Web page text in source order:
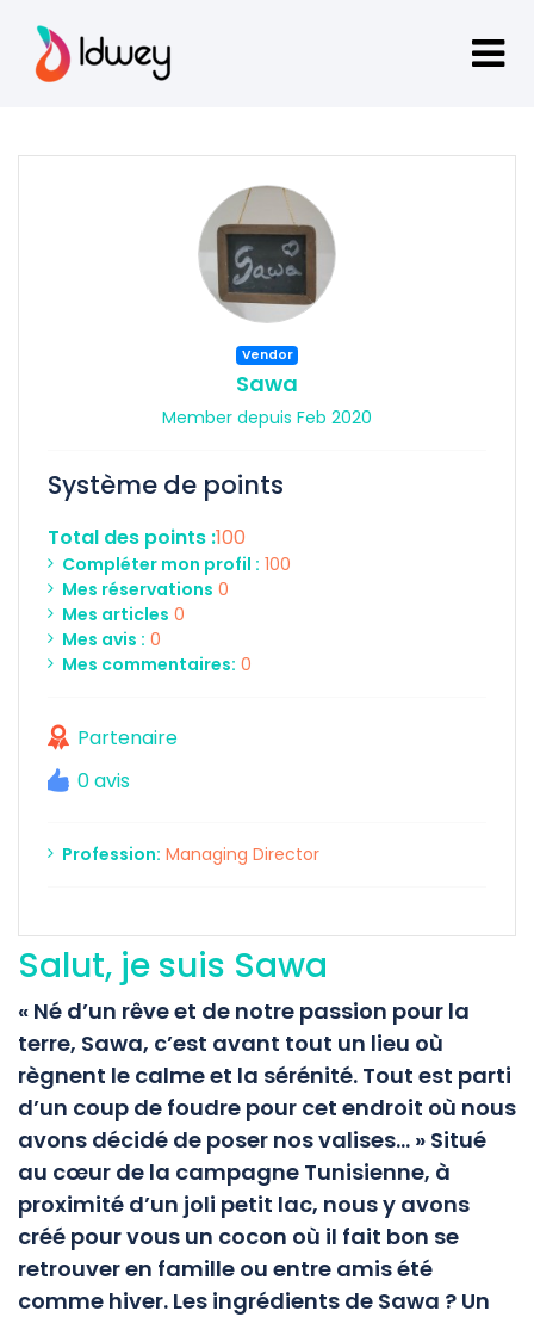
Vendor
Sawa
Member depuis Feb 2020
Système de points
Total des points :100
Compléter mon profil : 100
Mes réservations 0
Mes articles 0
Mes avis : 0
Mes commentaires: 0
Partenaire
0 avis
Profession: Managing Director
Salut, je suis Sawa
« Né d’un rêve et de notre passion pour la
terre, Sawa, c’est avant tout un lieu où
règnent le calme et la sérénité. Tout est parti
d’un coup de foudre pour cet endroit où nous
avons décidé de poser nos valises… » Situé
au cœur de la campagne Tunisienne, à
proximité d’un joli petit lac, nous y avons
créé pour vous un cocon où il fait bon se
retrouver en famille ou entre amis été
comme hiver. Les ingrédients de Sawa ? Un